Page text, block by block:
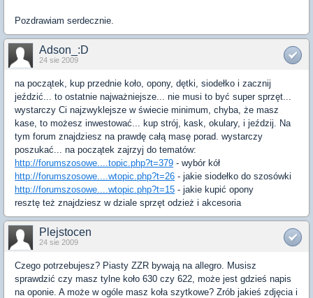
Pozdrawiam serdecznie.
Adson_:D
24 sie 2009
na początek, kup przednie koło, opony, dętki, siodełko i zacznij
jeździć... to ostatnie najważniejsze... nie musi to być super sprzęt...
wystarczy Ci najzwyklejsze w świecie minimum, chyba, że masz
kase, to możesz inwestować... kup strój, kask, okulary, i jeździj. Na
tym forum znajdziesz na prawdę całą masę porad. wystarczy
poszukać... na początek zajrzyj do tematów:
http://forumszosowe....topic.php?t=379 - wybór kół
http://forumszosowe....wtopic.php?t=26 - jakie siodełko do szosówki
http://forumszosowe....wtopic.php?t=15 - jakie kupić opony
resztę też znajdziesz w dziale sprzęt odzież i akcesoria
Plejstocen
24 sie 2009
Czego potrzebujesz? Piasty ZZR bywają na allegro. Musisz
sprawdzić czy masz tylne koło 630 czy 622, może jest gdzieś napis
na oponie. A może w ogóle masz koła szytkowe? Zrób jakieś zdjęcia i